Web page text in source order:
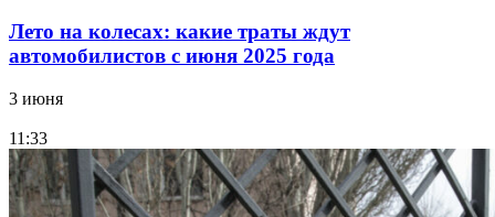
Лето на колесах: какие траты ждут
автомобилистов с июня 2025 года
3 июня
11:33